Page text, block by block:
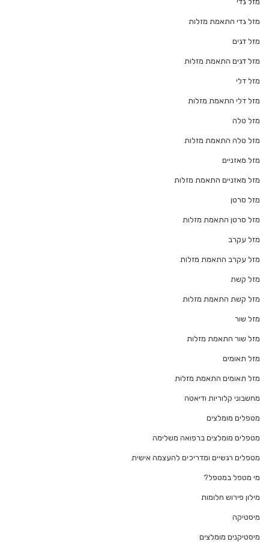
מזל גדי התאמת מזלות
מזל דגים
מזל דגים התאמת מזלות
מזל דלי
מזל דלי התאמת מזלות
מזל טלה
מזל טלה התאמת מזלות
מזל מאזניים
מזל מאזניים התאמת מזלות
מזל סרטן
מזל סרטן התאמת מזלות
מזל עקרב
מזל עקרב התאמת מזלות
מזל קשת
מזל קשת התאמת מזלות
מזל שור
מזל שור התאמת מזלות
מזל תאומים
מזל תאומים התאמת מזלות
מחשבוני קלוריות ודיאטה
מטפלים מומלצים
מטפלים מומלצים ברפואה משלימה
מטפלים רגשיים ומדריכים להעצמה אישית
מי מטפל במטפל?
מילון פירוש חלומות
מיסטיקה
מיסטיקנים מומלצים